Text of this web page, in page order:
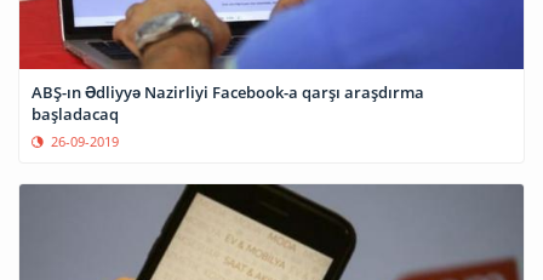
ABŞ-ın Ədliyyə Nazirliyi Facebook-a qarşı araşdırma
başladacaq
26-09-2019